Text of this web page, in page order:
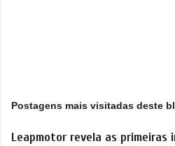
Postagens mais visitadas deste
Leapmotor revela as primeiras